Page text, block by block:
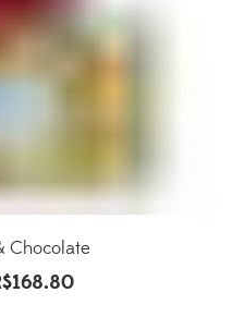
Chocolate
168.80O